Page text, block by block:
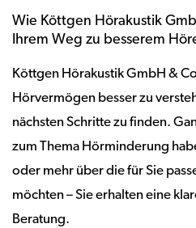
Wie Köttgen Hörakustik
Ihrem Weg zu besserem
Köttgen Hörakustik GmbH &
Hörvermögen besser zu
nächsten Schritte zu finden.
zum Thema Hörminderung
oder mehr über die für Sie
möchten – Sie erhalten eine
Beratung.